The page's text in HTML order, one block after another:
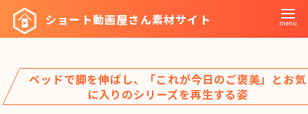
ツ
へ
ショート動画屋さん素材サイト
ベッドで脚を伸ばし、「これが今日のご褒美」とお気
に入りのシリーズを再生する姿